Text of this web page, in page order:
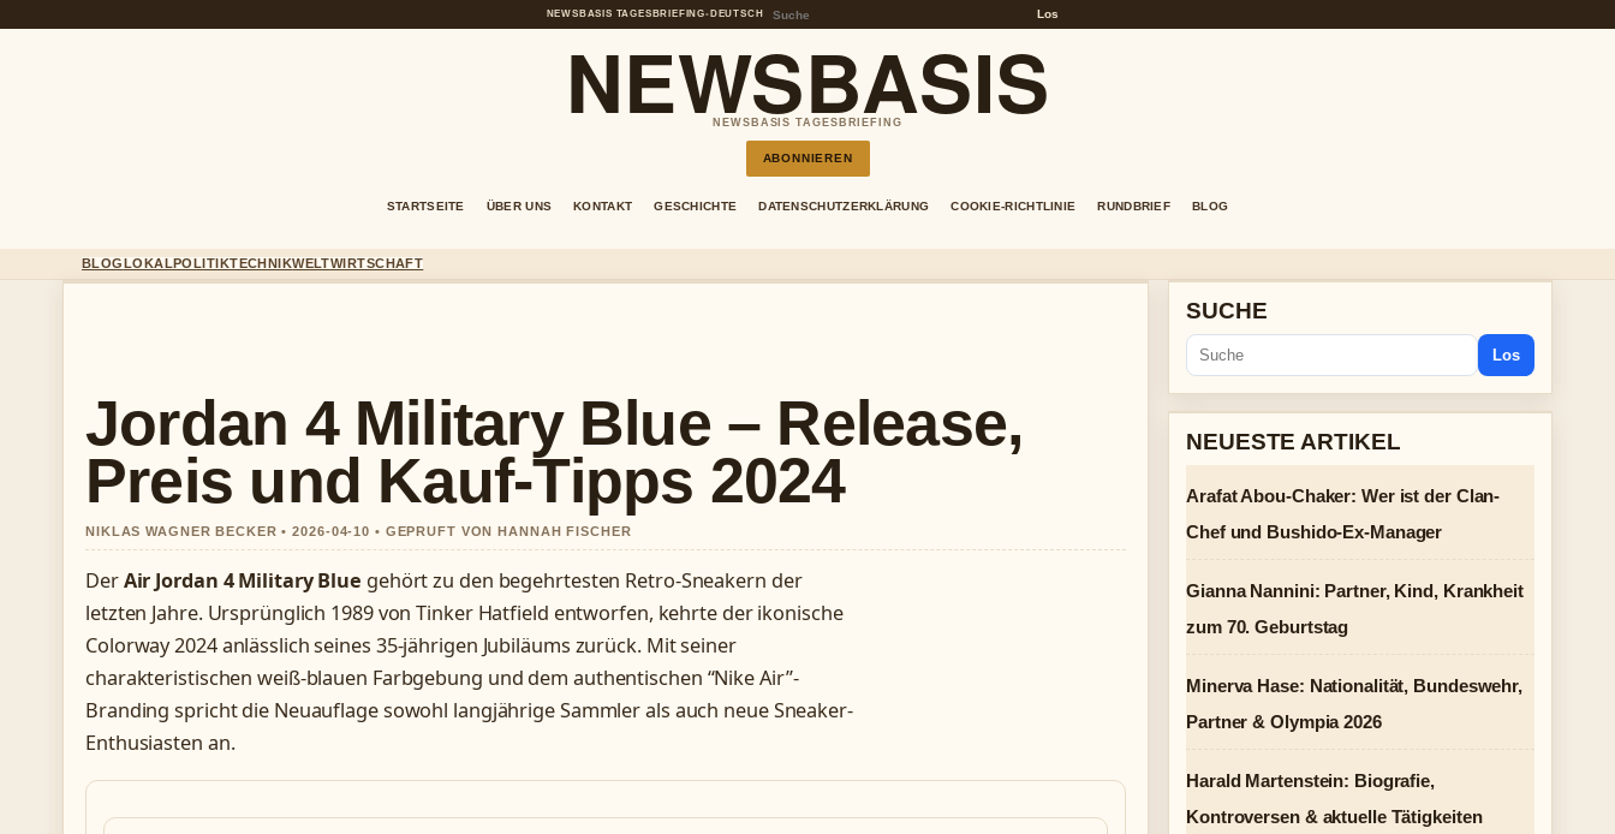
NEWSBASIS TAGESBRIEFING• DEUTSCH Los
NEWSBASIS
NEWSBASIS TAGESBRIEFING
ABONNIEREN
STARTSEITE ÜBER UNS KONTAKT GESCHICHTE DATENSCHUTZERKLÄRUNG COOKIE-RICHTLINIE RUNDBRIEF BLOG
BLOGLOKALPOLITIKTECHNIKWELTWIRTSCHAFT
Jordan 4 Military Blue – Release,
Preis und Kauf-Tipps 2024
NIKLAS WAGNER BECKER • 2026-04-10 • GEPRUFT VON HANNAH FISCHER
DerAir Jordan 4 Military Blue gehört zu den begehrtesten Retro-Sneakern der
letzten Jahre. Ursprünglich 1989 von Tinker Hatfield entworfen, kehrte der ikonische
Colorway 2024 anlässlich seines 35-jährigen Jubiläums zurück. Mit seiner
charakteristischen weiß-blauen Farbgebung und dem authentischen “Nike Air”-
Branding spricht die Neuauflage sowohl langjährige Sammler als auch neue Sneaker-
Enthusiasten an.
SUCHE
Los
NEUESTE ARTIKEL
Arafat Abou-Chaker: Wer ist der Clan-
Chef und Bushido-Ex-Manager
Gianna Nannini: Partner, Kind, Krankheit
zum 70. Geburtstag
Minerva Hase: Nationalität, Bundeswehr,
Partner & Olympia 2026
Harald Martenstein: Biografie,
Kontroversen & aktuelle Tätigkeiten